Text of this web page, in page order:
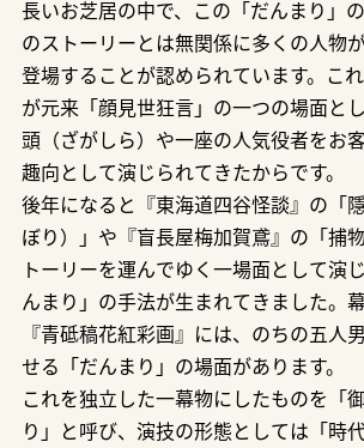
長いお芝居の中で、この「だんまり」
のストーリーとは無関係に多くの人物
登場することが認められています。これ
が元来「顔見世狂言」の一つの場面と
頭（ざがしら）や一座の人気役者をお
趣向として演じられてきたからです。
後年になると『東海道四谷怪談』の「
ぼり）」や『盲長屋梅加賀鳶』の「捕
トーリーを運んでゆく一場面として演
んまり」の手法が生まれてきました。
『青砥稿花紅彩画』には、のちの五人
せる「だんまり」の場面があります。
これを独立した一幕物にしたものを「
り」と呼び、演技の形態としては「時